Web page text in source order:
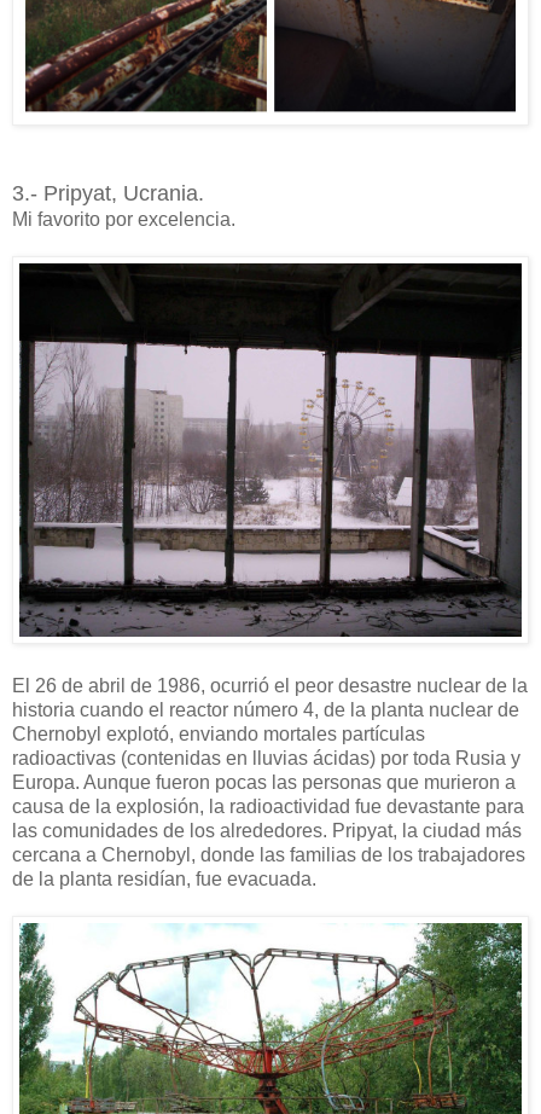
3.- Pripyat, Ucrania.
Mi favorito por excelencia.
El 26 de abril de 1986, ocurrió el peor desastre nuclear de la
historia cuando el reactor número 4, de la planta nuclear de
Chernobyl explotó, enviando mortales partículas
radioactivas (contenidas en lluvias ácidas) por toda Rusia y
Europa. Aunque fueron pocas las personas que murieron a
causa de la explosión, la radioactividad fue devastante para
las comunidades de los alrededores. Pripyat, la ciudad más
cercana a Chernobyl, donde las familias de los trabajadores
de la planta residían, fue evacuada.